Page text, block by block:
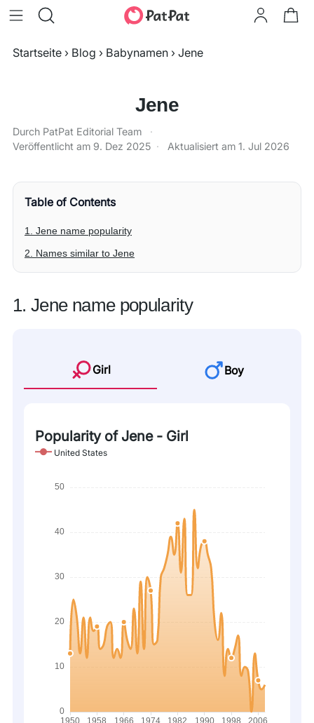
Startseite › Blog › Babynamen › Jene
Jene
Durch PatPat Editorial Team
·
Veröffentlicht am 9. Dez 2025 · Aktualisiert am 1. Jul 2026
Table of Contents
1. Jene name popularity
2. Names similar to Jene
1. Jene name popularity
Girl Boy
Popularity of Jene - Girl
United States